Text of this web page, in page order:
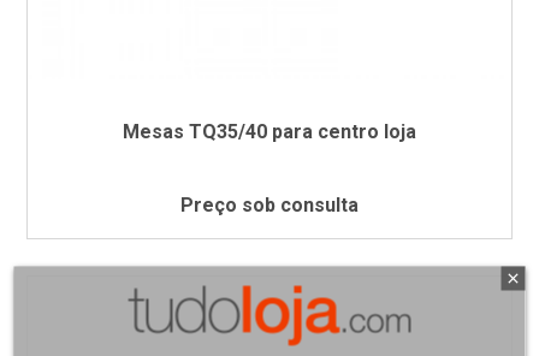
Mesas TQ35/40 para centro loja
Preço sob consulta